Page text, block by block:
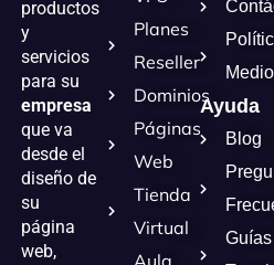
productos
y
servicios
para su
empresa
que va
desde el
diseño de
su
página
web,
Planes
Reseller
Dominios
Páginas
Web
Tienda
Virtual
Ayuda
Blog
Guías